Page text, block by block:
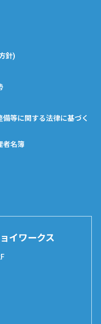
針)
等に関する法律に基づく
者名簿
イワークス